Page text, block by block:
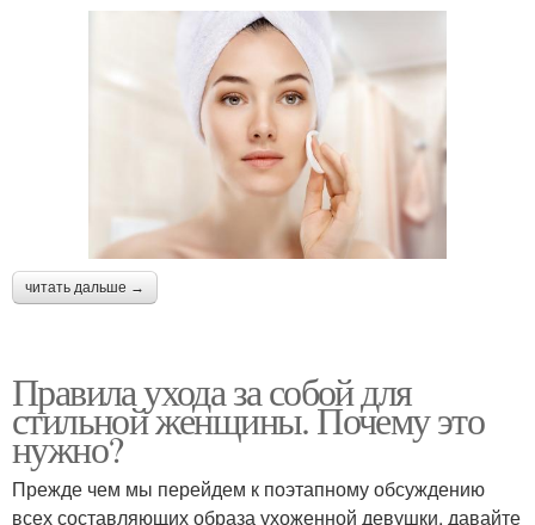
читать дальше →
Правила ухода за собой для
стильной женщины. Почему это
нужно?
Прежде чем мы перейдем к поэтапному обсуждению
всех составляющих образа ухоженной девушки, давайте